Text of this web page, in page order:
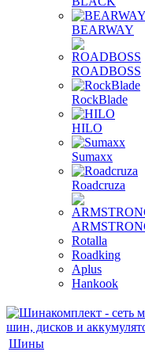
BEARWAY
ROADBOSS
RockBlade
HILO
Sumaxx
Roadcruza
Rotalla
Roadking
Aplus
Hankook
Шины